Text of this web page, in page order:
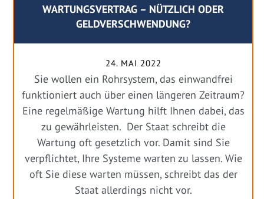
WARTUNGSVERTRAG – NÜTZLICH ODER
GELDVERSCHWENDUNG?
24. MAI 2022
Sie wollen ein Rohrsystem, das einwandfrei
funktioniert auch über einen längeren Zeitraum?
Eine regelmäßige Wartung hilft Ihnen dabei, das
zu gewährleisten. Der Staat schreibt die
Wartung oft gesetzlich vor. Damit sind Sie
verpflichtet, Ihre Systeme warten zu lassen. Wie
oft Sie diese warten müssen, schreibt das der
Staat allerdings nicht vor.